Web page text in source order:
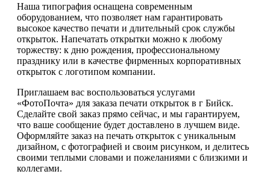
Наша типография оснащена современным
оборудованием, что позволяет нам гарантировать
высокое качество печати и длительный срок службы
открыток. Напечатать открытки можно к любому
торжеству: к дню рождения, профессиональному
празднику или в качестве фирменных корпоративных
открыток с логотипом компании.
Приглашаем вас воспользоваться услугами
«ФотоПочта» для заказа печати открыток в г Бийск.
Сделайте свой заказ прямо сейчас, и мы гарантируем,
что ваше сообщение будет доставлено в лучшем виде.
Оформляйте заказ на печать открыток с уникальным
дизайном, с фотографией и своим рисунком, и делитесь
своими теплыми словами и пожеланиями с близкими и
коллегами.